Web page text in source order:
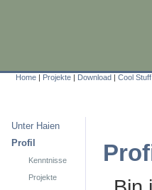
Home | Projekte | Download | Cool Stuff
Unter Haien
Profil
Kenntnisse
Projekte